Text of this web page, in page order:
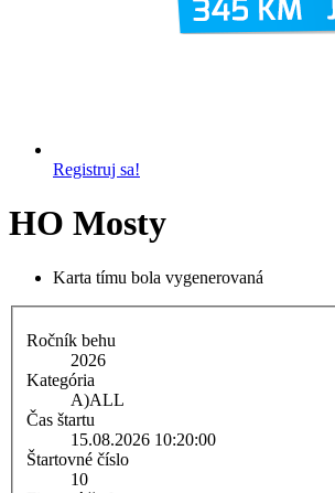
Registruj sa!
HO Mosty
Karta tímu bola vygenerovaná
Ročník behu
2026
Kategória
A)ALL
Čas štartu
15.08.2026 10:20:00
Štartovné číslo
10